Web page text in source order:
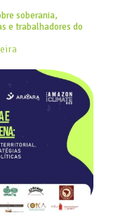
soberania,
e trabalhadores do